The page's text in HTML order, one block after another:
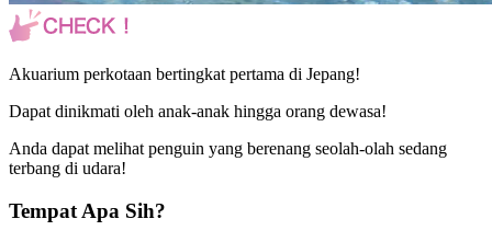
Akuarium perkotaan bertingkat pertama di Jepang!
Dapat dinikmati oleh anak-anak hingga orang dewasa!
Anda dapat melihat penguin yang berenang seolah-olah sedang
terbang di udara!
Tempat Apa Sih?